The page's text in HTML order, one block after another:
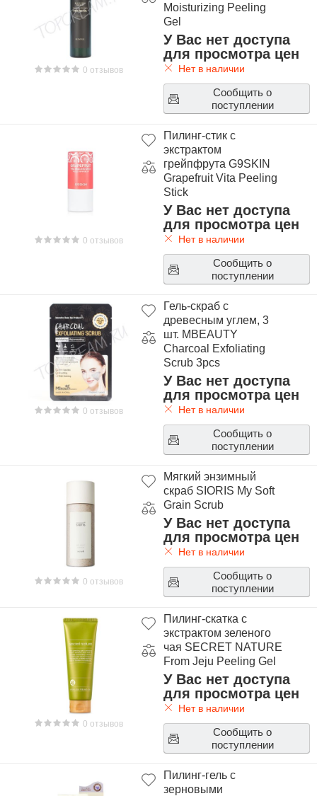
0 отзывов
Moisturizing Peeling
Gel
У Вас нет доступа
для просмотра цен
Нет в наличии
Сообщить о
поступлении
0 отзывов
Пилинг-стик с
экстрактом
грейпфрута G9SKIN
Grapefruit Vita Peeling
Stick
У Вас нет доступа
для просмотра цен
Нет в наличии
Сообщить о
поступлении
0 отзывов
Гель-скраб с
древесным углем, 3
шт. MBEAUTY
Charcoal Exfoliating
Scrub 3pcs
У Вас нет доступа
для просмотра цен
Нет в наличии
Сообщить о
поступлении
0 отзывов
Мягкий энзимный
скраб SIORIS My Soft
Grain Scrub
У Вас нет доступа
для просмотра цен
Нет в наличии
Сообщить о
поступлении
0 отзывов
Пилинг-скатка с
экстрактом зеленого
чая SECRET NATURE
From Jeju Peeling Gel
У Вас нет доступа
для просмотра цен
Нет в наличии
Сообщить о
поступлении
Пилинг-гель с
зерновыми